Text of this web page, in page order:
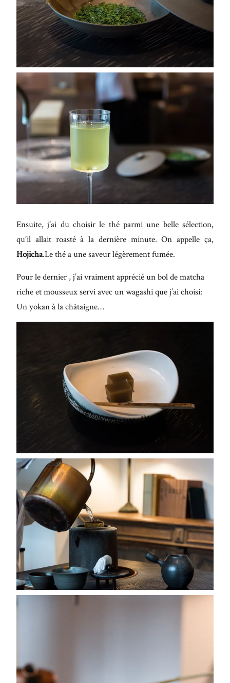
Ensuite, j’ai du choisir le thé parmi une belle sélection,
qu’il allait roasté à la dernière minute. On appelle ça,
Hojicha.Le thé a une saveur légèrement fumée.
Pour le dernier , j’ai vraiment apprécié un bol de matcha
riche et mousseux servi avec un wagashi que j’ai choisi:
Un yokan à la châtaigne…